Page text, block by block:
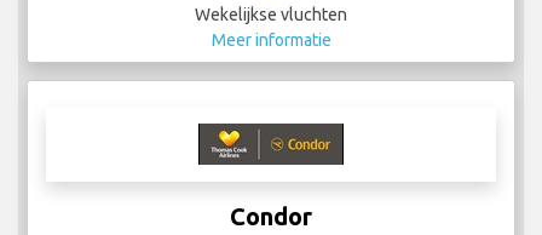
Wekelijkse vluchten
Meer informatie
Condor